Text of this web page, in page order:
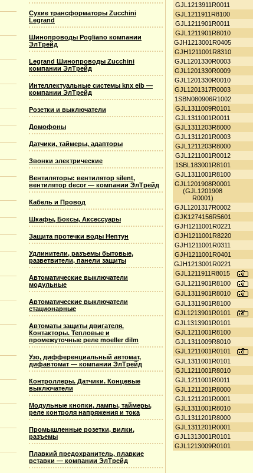
Сухие трансформаторы Zucchini
Legrand
Шинопроводы Pogliano компании
ЭлТрейд
Legrand Шинопроводы Zucchini
компании ЭлТрейд
Интеллектуальные системы knx eib —
компании ЭлТрейд
Розетки и выключатели
Домофоны
Датчики, таймеры, адапторы
Звонки электрические
Вентиляторы: вентилятор silent,
вентилятор decor — компании ЭлТрейд
Кабель и Провод
Шкафы, Боксы, Аксессуары
Защита протечки воды Нептун
Удлинители, разъемы бытовые,
разветвители, панели защиты
Автоматические выключатели
модульные
Автоматические выключатели
стационарные
Автоматы защиты двигателя.
Контакторы. Тепловые и
промежуточные реле moeller dilm
Узо, дифференциальный автомат,
дифавтомат — компании ЭлТрейд
Контроллеры. Датчики. Концевые
выключатели
Модульные кнопки, лампы, таймеры,
реле контроля напряжения и тока
Промышленные розетки, вилки,
разъемы
Плавкий предохранитель, плавкие
вставки — компании ЭлТрейд
GJL1213911R0011
GJL1211911R8100
GJL1211901R0011
GJL1211901R8010
GJH1213001R0405
GJH1211001R8310
GJL1201330R0003
GJL1201330R0009
GJL1201330R0010
GJL1201317R0003
1SBN080906R1002
GJL1311009R0101
GJL1311001R0011
GJL1311203R8000
GJL1311201R0003
GJL1211203R8000
GJL1211001R0012
1SBL183001R8101
GJL1311001R8100
GJL1201908R0001
(GJL1201908
R0001)
GJL1201317R0002
GJK1274156R5601
GJH1211001R0221
GJH1211001R8220
GJH1211001R0311
GJH1211001R0401
GJH1213001R0221
GJL1211911R8015
GJL1211901R8100
GJL1311901R8010
GJL1311901R8100
GJL1213901R0101
GJL1313901R0101
GJL1211001R8100
GJL1311009R8010
GJL1211001R0101
GJL1311001R0101
GJL1211001R8010
GJL1211001R0011
GJL1211201R8000
GJL1211201R0001
GJL1311001R8010
GJL1311201R8000
GJL1311201R0001
GJL1313001R0101
GJL1213009R0101